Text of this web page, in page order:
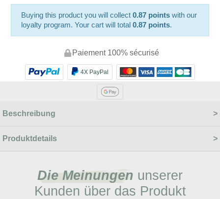
Buying this product you will collect0.87 points with our
loyalty program. Your cart will total0.87 points.
Paiement 100% sécurisé
4X PayPal
Beschreibung
Produktdetails
Die Meinungen unserer
Kunden über das Produkt